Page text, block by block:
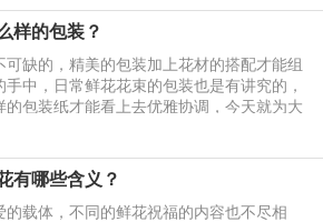
样的包装？
缺的，精美的包装加上花材的搭配才能组
中，日常鲜花花束的包装也是有讲究的，
包装纸才能看上去优雅协调，今天就为大
有哪些含义？
载体，不同的鲜花祝福的内容也不尽相